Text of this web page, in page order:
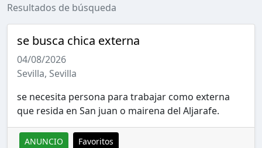
Resultados de búsqueda
se busca chica externa
04/08/2026
Sevilla, Sevilla
se necesita persona para trabajar como externa
que resida en San juan o mairena del Aljarafe.
ANUNCIO Favoritos